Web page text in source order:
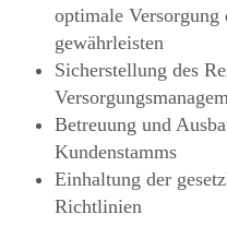
optimale Versorgung
gewährleisten
Sicherstellung des
Betreuung und
Kundenstamms
Einhaltung der
Richtlinien